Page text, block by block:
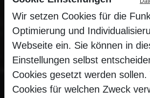
Wir setzen Cookies für die
Optimierung und
Webseite ein. Sie können in
Einstellungen selbst
Cookies gesetzt werden sollen.
Cookies für welchen Zweck